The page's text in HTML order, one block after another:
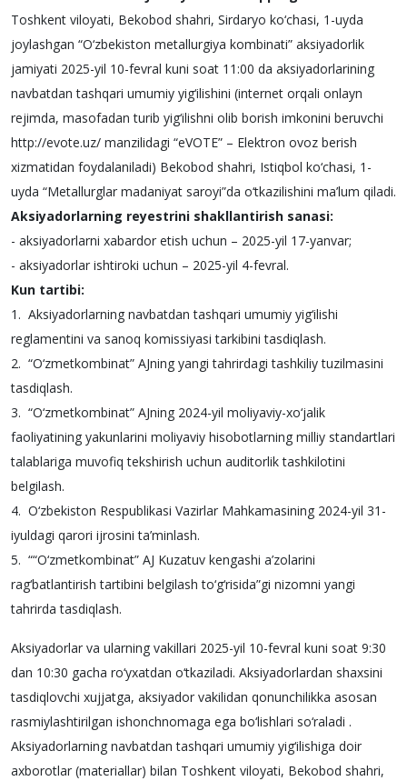
Toshkent viloyati, Bekobod shahri, Sirdaryo ko‘chasi, 1-uyda
joylashgan “O‘zbekiston metallurgiya kombinati” aksiyadorlik
jamiyati 2025-yil 10-fevral kuni soat 11:00 da aksiyadorlarining
navbatdan tashqari umumiy yig‘ilishini (internet orqali onlayn
rejimda, masofadan turib yig‘ilishni olib borish imkonini beruvchi
http://evote.uz/ manzilidagi “eVOTE” – Elektron ovoz berish
xizmatidan foydalaniladi) Bekobod shahri, Istiqbol ko‘chasi, 1-
uyda “Metallurglar madaniyat saroyi”da o‘tkazilishini ma’lum qiladi.
Aksiyadorlarning reyestrini shakllantirish sanasi:
- aksiyadorlarni xabardor etish uchun – 2025-yil 17-yanvar;
- aksiyadorlar ishtiroki uchun – 2025-yil 4-fevral.
Kun tartibi:
1. Aksiyadorlarning navbatdan tashqari umumiy yig‘ilishi
reglamentini va sanoq komissiyasi tarkibini tasdiqlash.
2. “O‘zmetkombinat” АJning yangi tahrirdagi tashkiliy tuzilmasini
tasdiqlash.
3. “O‘zmetkombinat” AJning 2024-yil moliyaviy-xo‘jalik
faoliyatining yakunlarini moliyaviy hisobotlarning milliy standartlari
talablariga muvofiq tekshirish uchun auditorlik tashkilotini
belgilash.
4. O‘zbekiston Respublikasi Vazirlar Mahkamasining 2024-yil 31-
iyuldagi qarori ijrosini ta’minlash.
5. ““O‘zmetkombinat” AJ Kuzatuv kengashi a’zolarini
rag‘batlantirish tartibini belgilash to‘g‘risida”gi nizomni yangi
tahrirda tasdiqlash.
Aksiyadorlar va ularning vakillari 2025-yil 10-fevral kuni soat 9:30
dan 10:30 gacha ro‘yxatdan o‘tkaziladi. Aksiyadorlardan shaxsini
tasdiqlovchi xujjatga, aksiyador vakilidan qonunchilikka asosan
rasmiylashtirilgan ishonchnomaga ega bo‘lishlari so‘raladi .
Aksiyadorlarning navbatdan tashqari umumiy yig‘ilishiga doir
axborotlar (materiallar) bilan Toshkent viloyati, Bekobod shahri,